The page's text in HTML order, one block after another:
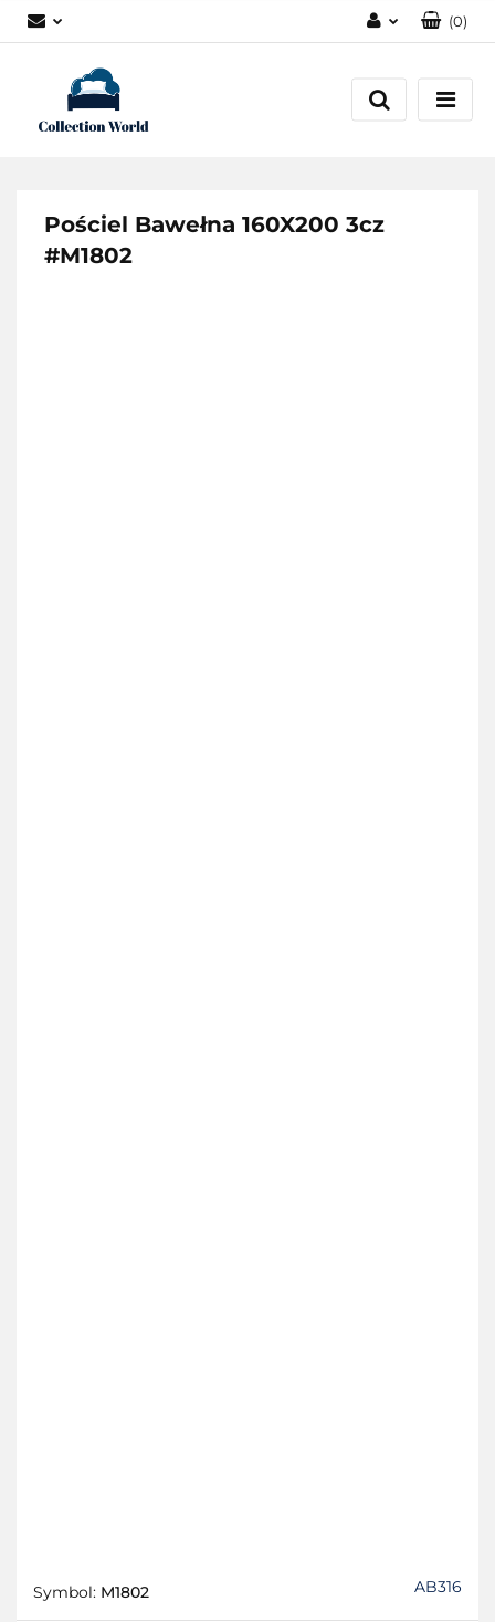
Zarejestruj się
(0)
Pościel Bawełna 160X200 3cz
#M1802
Symbol: M1802 AB316